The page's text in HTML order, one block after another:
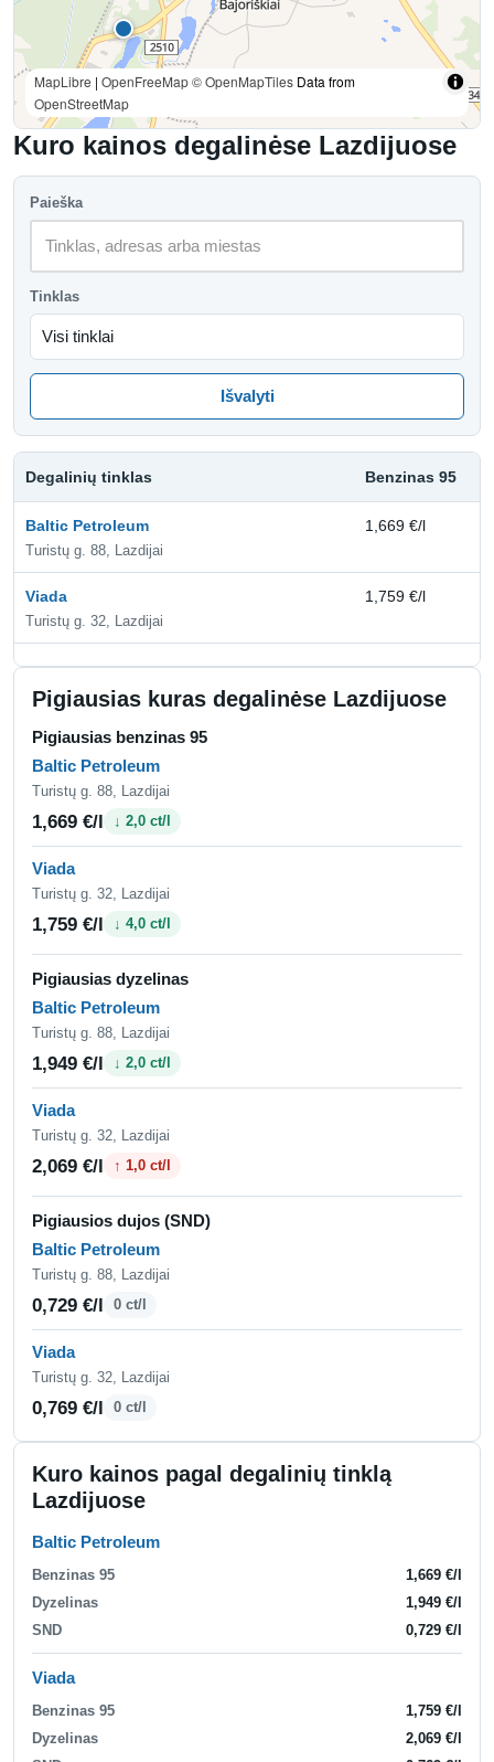
Kuro kainos degalinėse Lazdijuose
Paieška
Tinklas
Išvalyti
Degalinių tinklas Benzinas 95
Baltic Petroleum
Turistų g. 88, Lazdijai
1,669 €/l
Viada
Turistų g. 32, Lazdijai
1,759 €/l
MapLibre | OpenFreeMap© OpenMapTiles Data from
OpenStreetMap
Pigiausias kuras degalinėse Lazdijuose
Pigiausias benzinas 95
Baltic Petroleum
Turistų g. 88, Lazdijai
1,669 €/l ↓ 2,0 ct/l
Viada
Turistų g. 32, Lazdijai
1,759 €/l ↓ 4,0 ct/l
Pigiausias dyzelinas
Baltic Petroleum
Turistų g. 88, Lazdijai
1,949 €/l ↓ 2,0 ct/l
Viada
Turistų g. 32, Lazdijai
2,069 €/l ↑ 1,0 ct/l
Pigiausios dujos (SND)
Baltic Petroleum
Turistų g. 88, Lazdijai
0,729 €/l 0 ct/l
Viada
Turistų g. 32, Lazdijai
0,769 €/l 0 ct/l
Kuro kainos pagal degalinių tinklą
Lazdijuose
Baltic Petroleum
Benzinas 95
1,669 €/l
Dyzelinas
1,949 €/l
SND
0,729 €/l
Viada
Benzinas 95
1,759 €/l
Dyzelinas
2,069 €/l